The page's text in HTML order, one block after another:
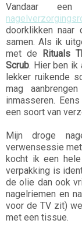
Vandaar
doorklikken
samen. Als ik
met de
Rituals
Scrub. Hier ben ik
lekker ruikende
mag
inmasseren.
een soort van
Mijn droge
verwensessie
kocht ik een
verpakking is
de olie dan ook
nagelriemen en
voor de TV zit)
met een tissue.